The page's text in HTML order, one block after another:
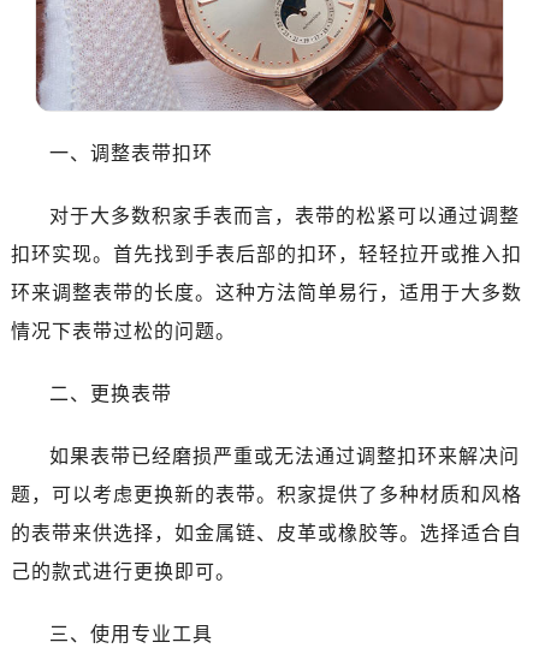
一、调整表带扣环
对于大多数积家手表而言，表带的松紧可以通过调整
扣环实现。首先找到手表后部的扣环，轻轻拉开或推入扣
环来调整表带的长度。这种方法简单易行，适用于大多数
情况下表带过松的问题。
二、更换表带
如果表带已经磨损严重或无法通过调整扣环来解决问
题，可以考虑更换新的表带。积家提供了多种材质和风格
的表带来供选择，如金属链、皮革或橡胶等。选择适合自
己的款式进行更换即可。
三、使用专业工具